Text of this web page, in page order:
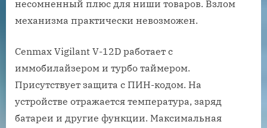
несомненный плюс для ниши товаров. Взлом
механизма практически невозможен.
Cenmax Vigilant V-12D работает с
иммобилайзером и турбо таймером.
Присутствует защита с ПИН-кодом. На
устройстве отражается температура, заряд
батареи и другие функции. Максимальная